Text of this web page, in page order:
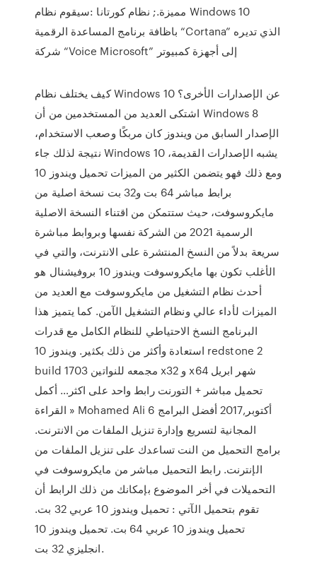
مميزة.; نظام كورتانا :سيقوم نظام Windows 10
باظافة برنامج المساعدة الرقمية “Cortana” الذي تديره
شركة “Voice Microsoft” إلى أجهزة كمبيوتر
كيف يختلف نظام Windows 10 عن الإصدارات الأخرى؟
اشتكى العديد من المستخدمين من أن Windows 8
الإصدار السابق من ويندوز كان مربكًا وصعب الاستخدام،
نتيجة لذلك جاء Windows 10 يشبه الإصدارات القديمة،
ومع ذلك فهو يتضمن الكثير من الميزات تحميل ويندوز 10
برابط مباشر 64 بت و32 بت نسخة اصلية من
مايكروسوفت، حيث ستتمكن من اقتناء النسخة الاصلية
الرسمية 2021 من الشركة نفسها وبروابط مباشرة
سريعة بدلاً من النسخ المنتشرة على الانترنت، والتي في
الأغلب تكون بها مايكروسوفت ويندوز 10 بروفيشنال هو
أحدث نظام التشغيل من مايكروسوفت مع العديد من
الميزات لأداء عالي ونظام التشغيل الآمن. كما يتميز هذا
البرنامج النسخ الاحتياطي للنظام الكامل مع قدرات
استعادة وأكثر من ذلك بكثير. ويندوز 10 redstone 2
build 1703 مجمعه للنواتين x32 و x64 شهر ابريل
تحميل مباشر + التورنت رابط واحد على اكثر… أكمل
القراءة » Mohamed Ali 6 أكتوبر,2017 أفضل البرامج
المجانية لتسريع وإدارة تنزيل الملفات من الانترنت.
برامج التحميل من النت تساعدك على تنزيل الملفات من
الإنترنت. رابط التحميل مباشر من مايكروسوفت في
التحميلات في أخر الموضوع بإمكانك من ذلك الرابط أن
تقوم بتحميل الآتي : تحميل ويندوز 10 عربي 32 بت.
تحميل ويندوز 10 عربي 64 بت. تحميل ويندوز 10
انجليزي 32 بت.